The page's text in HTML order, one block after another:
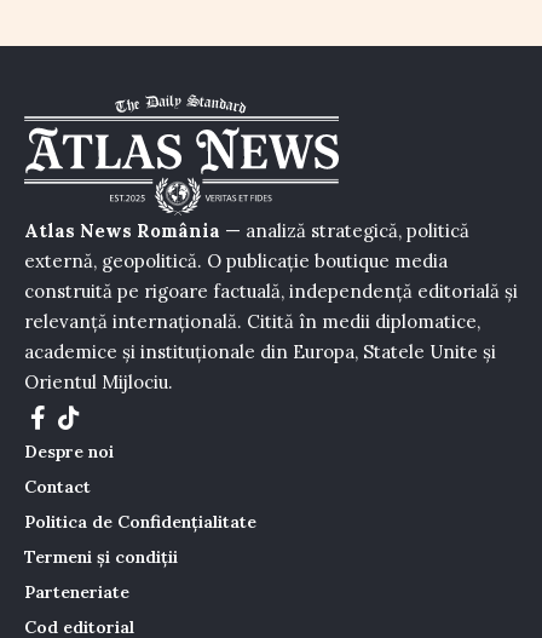
Atlas News România — analiză strategică, politică
externă, geopolitică. O publicație boutique media
construită pe rigoare factuală, independență editorială și
relevanță internațională. Citită în medii diplomatice,
academice și instituționale din Europa, Statele Unite și
Orientul Mijlociu.
Despre noi
Contact
Politica de Confidențialitate
Termeni și condiții
Parteneriate
Cod editorial